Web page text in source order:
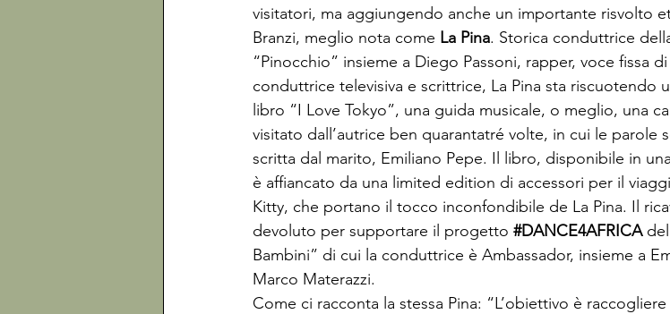
visitatori, ma aggiungendo anche un importante risvolto
Branzi, meglio nota come La Pina. Storica conduttrice
“Pinocchio” insieme a Diego Passoni, rapper, voce fissa
conduttrice televisiva e scrittrice, La Pina sta riscuotendo
libro “I Love Tokyo”, una guida musicale, o meglio, una
visitato dall’autrice ben quarantatré volte, in cui le parole
scritta dal marito, Emiliano Pepe. Il libro, disponibile in
è affiancato da una limited edition di accessori per il
Kitty, che portano il tocco inconfondibile de La Pina. Il
devoluto per supportare il progetto #DANCE4AFRICA
Bambini” di cui la conduttrice è Ambassador, insieme a
Marco Materazzi.
Come ci racconta la stessa Pina: “L’obiettivo è